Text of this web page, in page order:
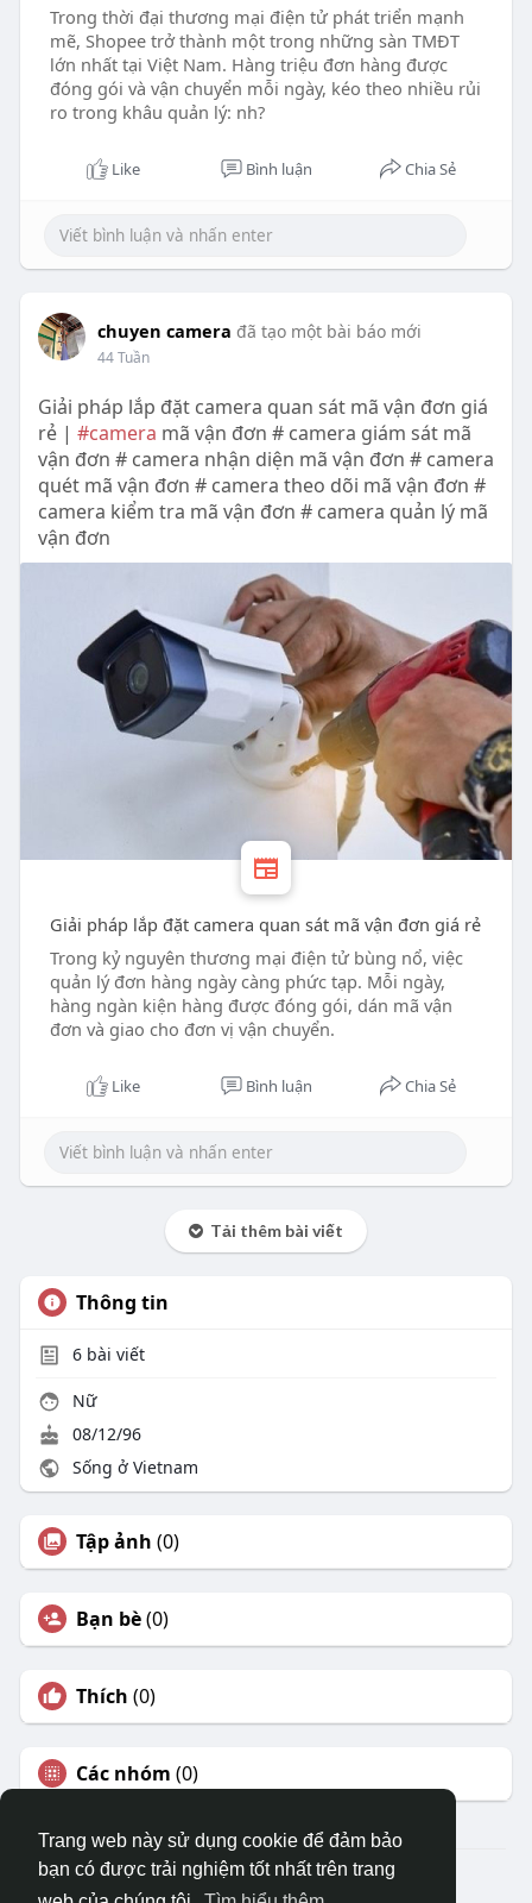
Trang web này sử dụng cookie để đảm bảo
bạn có được trải nghiệm tốt nhất trên trang
Trong thời đại thương mại điện tử phát triển mạnh
mẽ, Shopee trở thành một trong những sàn TMĐT
lớn nhất tại Việt Nam. Hàng triệu đơn hàng được
đóng gói và vận chuyển mỗi ngày, kéo theo nhiều rủi
ro trong khâu quản lý: nh?
Like Bình luận Chia Sẻ
chuyen camera đã tạo một bài báo mới
44 Tuần
Giải pháp lắp đặt camera quan sát mã vận đơn giá
rẻ | #camera mã vận đơn # camera giám sát mã
vận đơn # camera nhận diện mã vận đơn # camera
quét mã vận đơn # camera theo dõi mã vận đơn #
camera kiểm tra mã vận đơn # camera quản lý mã
vận đơn
Giải pháp lắp đặt camera quan sát mã vận đơn giá rẻ
Trong kỷ nguyên thương mại điện tử bùng nổ, việc
quản lý đơn hàng ngày càng phức tạp. Mỗi ngày,
hàng ngàn kiện hàng được đóng gói, dán mã vận
đơn và giao cho đơn vị vận chuyển.
Like Bình luận Chia Sẻ
Tải thêm bài viết
Thông tin
6bài viết
Nữ
08/12/96
Sống ở Vietnam
Tập ảnh (0)
Bạn bè(0)
Thích (0)
Các nhóm (0)
© 2026 DRVIET.COM